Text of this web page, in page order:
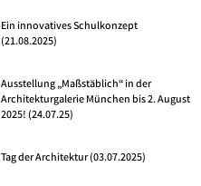
Ein innovatives Schulkonzept
(21.08.2025)
Ausstellung „Maßstäblich“ in der
Architekturgalerie München bis 2. August
2025! (24.07.25)
Tag der Architektur (03.07.2025)